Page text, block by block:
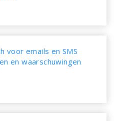
voor emails en SMS
en waarschuwingen